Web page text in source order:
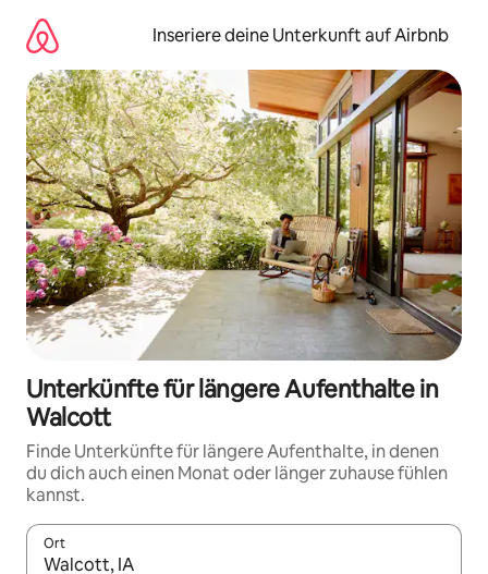
Inhalten
springen
Inseriere deine Unterkunft auf Airbnb
Unterkünfte für längere Aufenthalte in
Walcott
Finde Unterkünfte für längere Aufenthalte, in denen
du dich auch einen Monat oder länger zuhause fühlen
kannst.
Ort
Wenn Ergebnisse verfügbar sind, navigiere mit den